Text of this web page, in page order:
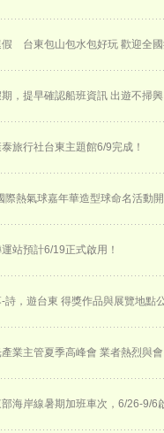
假 台東包山包水包好玩 歡迎全
，提早確認船班資訊 出遊不掃興
旅行社台東主題館6/9完成！
際熱氣球嘉年華​造型球命名活動
站預計6/19正式啟用！
詩，遊台東 得獎作品與展覽地點
業主管夏季高峰會 業者熱烈與會
海岸線暑期加班車次，6/26-9/6